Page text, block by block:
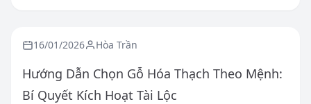
16/01/2026 Hòa Trần
Hướng Dẫn Chọn Gỗ Hóa Thạch Theo Mệnh:
Bí Quyết Kích Hoạt Tài Lộc